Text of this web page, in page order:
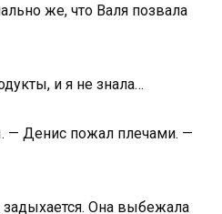
же, что Валя позвала
и я не знала…
— Денис пожал плечами. —
задыхается. Она выбежала